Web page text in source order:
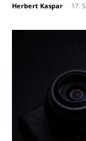
Herbert Kaspar - 17.